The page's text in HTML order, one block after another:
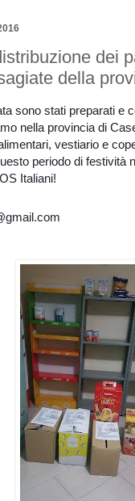
dei
della
sono stati preparati e
nella provincia di
vestiario e
periodo di festività
Italiani!